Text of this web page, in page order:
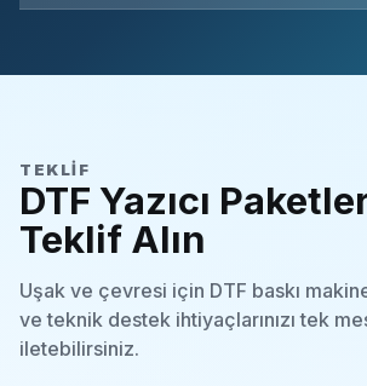
TEKLIF
DTF Yazıcı
Teklif Alın
Uşak ve çevresi için DTF baskı
ve teknik destek ihtiyaçlarınızı tek
iletebilirsiniz.